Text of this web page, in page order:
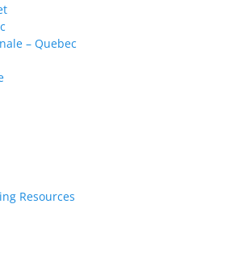
– Quebec
Resources